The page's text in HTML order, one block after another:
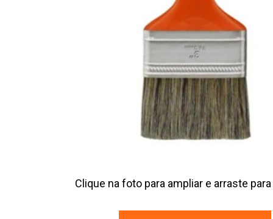
Clique na foto para ampliar e arraste